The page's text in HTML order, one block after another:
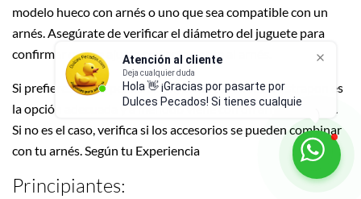
Deja cualquier duda
Hola 👋 ¡Gracias por pasarte por
Dulces Pecados! Si tienes cualquier
duda sobre productos, enví
modelo hueco con arnés o uno que sea compatible con un
arnés. Asegúrate de verificar el diámetro del juguete para
confirmar que se ajuste correctamente al arnés.
Si prefieres doble penetración, un doble dildo con strapon es
la opción adecuada y a menudo viene con un arnés incluido.
Si no es el caso, verifica si los accesorios se pueden combinar
con tu arnés. Según tu Experiencia
Principiantes: